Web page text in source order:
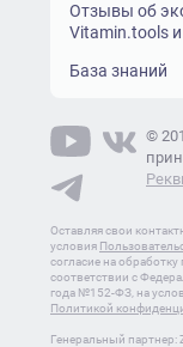
Отзывы об
Vitamin.tools
База знаний
©
Оставляя свои
условия
согласие на
соответствии с
года №152-ФЗ, на
Политикой
Генеральный партнер: